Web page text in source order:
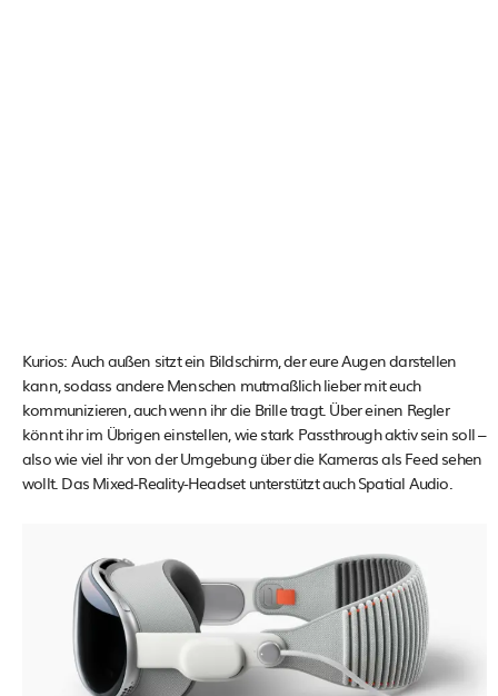
Kurios: Auch außen sitzt ein Bildschirm, der eure Augen darstellen
kann, sodass andere Menschen mutmaßlich lieber mit euch
kommunizieren, auch wenn ihr die Brille tragt. Über einen Regler
könnt ihr im Übrigen einstellen, wie stark Passthrough aktiv sein soll –
also wie viel ihr von der Umgebung über die Kameras als Feed sehen
wollt. Das Mixed-Reality-Headset unterstützt auch Spatial Audio.